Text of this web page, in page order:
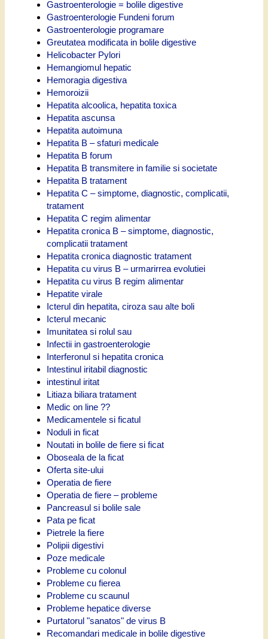
Gastroenterologie = bolile digestive
Gastroenterologie Fundeni forum
Gastroenterologie programare
Greutatea modificata in bolile digestive
Helicobacter Pylori
Hemangiomul hepatic
Hemoragia digestiva
Hemoroizii
Hepatita alcoolica, hepatita toxica
Hepatita ascunsa
Hepatita autoimuna
Hepatita B – sfaturi medicale
Hepatita B forum
Hepatita B transmitere in familie si societate
Hepatita B tratament
Hepatita C – simptome, diagnostic, complicatii,
tratament
Hepatita C regim alimentar
Hepatita cronica B – simptome, diagnostic,
complicatii tratament
Hepatita cronica diagnostic tratament
Hepatita cu virus B – urmarirrea evolutiei
Hepatita cu virus B regim alimentar
Hepatite virale
Icterul din hepatita, ciroza sau alte boli
Icterul mecanic
Imunitatea si rolul sau
Infectii in gastroenterologie
Interferonul si hepatita cronica
Intestinul iritabil diagnostic
intestinul iritat
Litiaza biliara tratament
Medic on line ??
Medicamentele si ficatul
Noduli in ficat
Noutati in bolile de fiere si ficat
Oboseala de la ficat
Oferta site-ului
Operatia de fiere
Operatia de fiere – probleme
Pancreasul si bolile sale
Pata pe ficat
Pietrele la fiere
Polipii digestivi
Poze medicale
Probleme cu colonul
Probleme cu fierea
Probleme cu scaunul
Probleme hepatice diverse
Purtatorul "sanatos" de virus B
Recomandari medicale in bolile digestive